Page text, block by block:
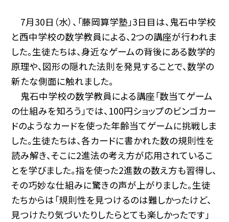
7月30日（水）、「藤岡算学塾」3日目は、鬼石中学校
と西中学校の数学教員による、2つの講座が行われま
した。生徒たちは、身近なゲームの背後にある数学的
原理や、図形の隠れた法則を発見することで、数学の
新たな側面に触れました。
鬼石中学校の数学教員による講座「数当てゲーム
の仕組みを知ろう」では、100円ショップのビンゴカー
ドのようなカードを使った年齢当てゲームに挑戦しま
した。生徒たちは、各カードに書かれた数の規則性を
読み解き、そこに2進法の考え方が応用されているこ
とを学びました。指を使った2進数の数え方も習得し、
その巧妙な仕組みに驚きの声が上がりました。生徒
たちからは「規則性を見つけるのは難しかったけど、
見つけたり気づいたりしたらとても楽しかったです」